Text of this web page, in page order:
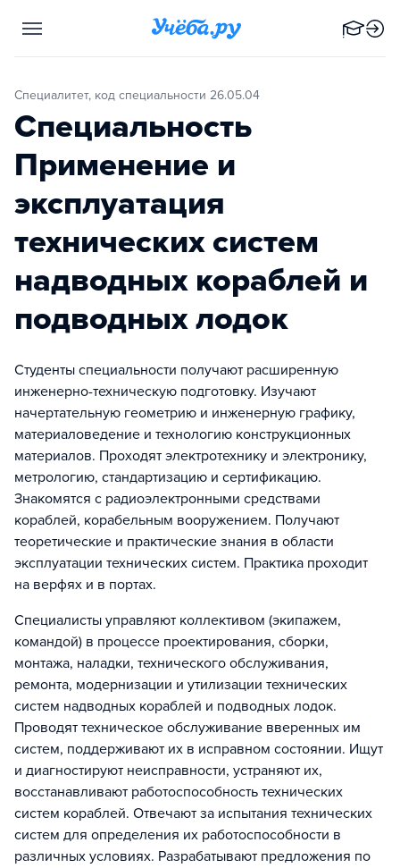
Специалитет, код специальности 26.05.04
Специальность
Применение и
эксплуатация
технических систем
надводных кораблей и
подводных лодок
Студенты специальности получают расширенную
инженерно-техническую подготовку. Изучают
начертательную геометрию и инженерную графику,
материаловедение и технологию конструкционных
материалов. Проходят электротехнику и электронику,
метрологию, стандартизацию и сертификацию.
Знакомятся с радиоэлектронными средствами
кораблей, корабельным вооружением. Получают
теоретические и практические знания в области
эксплуатации технических систем. Практика проходит
на верфях и в портах.
Специалисты управляют коллективом (экипажем,
командой) в процессе проектирования, сборки,
монтажа, наладки, технического обслуживания,
ремонта, модернизации и утилизации технических
систем надводных кораблей и подводных лодок.
Проводят техническое обслуживание вверенных им
систем, поддерживают их в исправном состоянии. Ищут
и диагностируют неисправности, устраняют их,
восстанавливают работоспособность технических
систем кораблей. Отвечают за испытания технических
систем для определения их работоспособности в
различных условиях. Разрабатывают предложения по